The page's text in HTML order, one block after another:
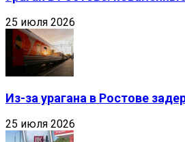
25 июля 2026
Из-за урагана в Ростове
25 июля 2026